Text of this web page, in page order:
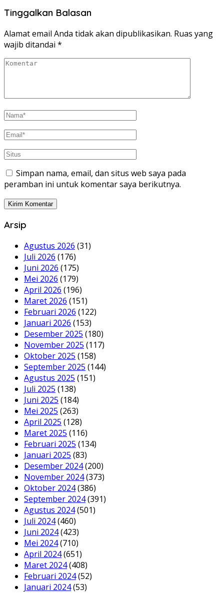
Tinggalkan Balasan
Alamat email Anda tidak akan dipublikasikan. Ruas yang
wajib ditandai *
Simpan nama, email, dan situs web saya pada
peramban ini untuk komentar saya berikutnya.
Arsip
Agustus 2026 (31)
Juli 2026 (176)
Juni 2026 (175)
Mei 2026 (179)
April 2026 (196)
Maret 2026 (151)
Februari 2026 (122)
Januari 2026 (153)
Desember 2025 (180)
November 2025 (117)
Oktober 2025 (158)
September 2025 (144)
Agustus 2025 (151)
Juli 2025 (138)
Juni 2025 (184)
Mei 2025 (263)
April 2025 (128)
Maret 2025 (116)
Februari 2025 (134)
Januari 2025 (83)
Desember 2024(200)
November 2024(373)
Oktober 2024(386)
September 2024(391)
Agustus 2024(501)
Juli 2024(460)
Juni 2024(423)
Mei 2024(710)
April 2024(651)
Maret 2024(408)
Februari 2024(52)
Januari 2024(53)